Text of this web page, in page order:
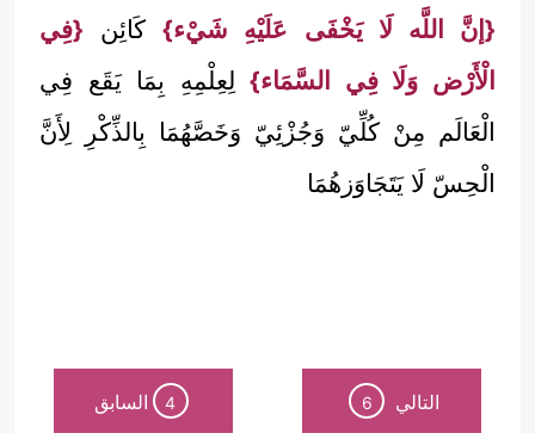
{إنَّ اللَّه لَا يَخْفَى عَلَيْهِ شَيْء}كَائِن {فِي
الْأَرْض وَلَا فِي السَّمَاء}لِعِلْمِهِ بِمَا يَقَع فِي
الْعَالَم مِنْ كُلِّيّ وَجُزْئِيّ وَخَصَّهُمَا بِالذِّكْرِ لِأَنَّ
الْحِسّ لَا يَتَجَاوَزهُمَا
التالي 6
4 السابق